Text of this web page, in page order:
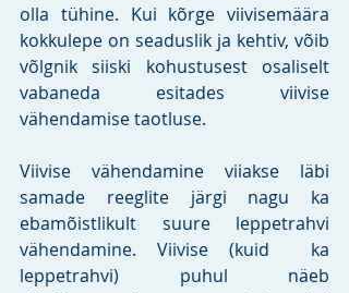
olla tühine. Kui kõrge viivisemäära
kokkulepe on seaduslik ja kehtiv, võib
võlgnik siiski kohustusest osaliselt
vabaneda esitades viivise
vähendamise taotluse.
Viivise vähendamine viiakse läbi
samade reeglite järgi nagu ka
ebamõistlikult suure leppetrahvi
vähendamine. Viivise (kuid  ka
leppetrahvi) puhul näeb